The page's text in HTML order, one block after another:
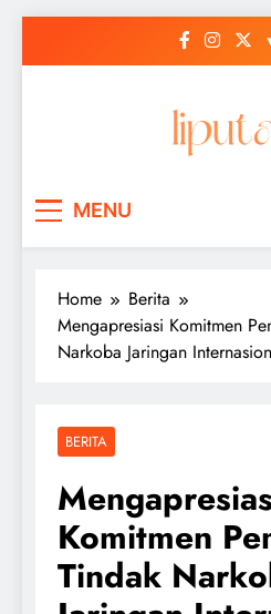
MENU
Home
Berita
Mengapresiasi Komitmen
Narkoba Jaringan
BERITA
Komitmen
Tindak